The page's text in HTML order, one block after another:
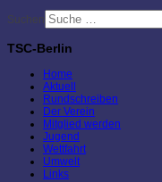
Suchen
TSC-Berlin
Home
Aktuell
Rundschreiben
Der Verein
Mitglied werden
Jugend
Wettfahrt
Umwelt
Links